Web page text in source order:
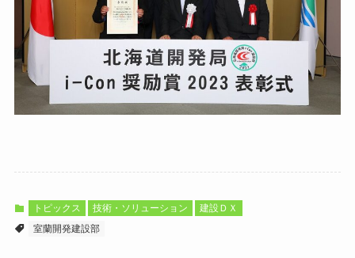
トピックス 技術・ソリューション
建設ＤＸ
室蘭開発建設部